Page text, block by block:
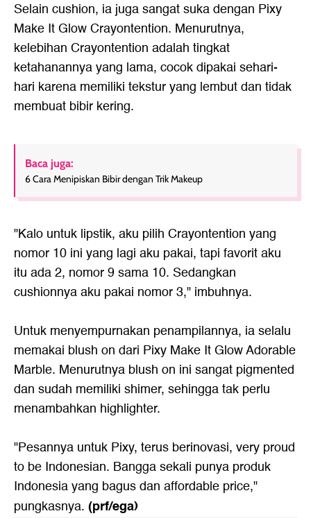
Selain cushion, ia juga sangat suka dengan Pixy
Make It Glow Crayontention. Menurutnya,
kelebihan Crayontention adalah tingkat
ketahanannya yang lama, cocok dipakai sehari-
hari karena memiliki tekstur yang lembut dan tidak
membuat bibir kering.
Baca juga:
6 Cara Menipiskan Bibir dengan Trik Makeup
"Kalo untuk lipstik, aku pilih Crayontention yang
nomor 10 ini yang lagi aku pakai, tapi favorit aku
itu ada 2, nomor 9 sama 10. Sedangkan
cushionnya aku pakai nomor 3," imbuhnya.
Untuk menyempurnakan penampilannya, ia selalu
memakai blush on dari Pixy Make It Glow Adorable
Marble. Menurutnya blush on ini sangat pigmented
dan sudah memiliki shimer, sehingga tak perlu
menambahkan highlighter.
"Pesannya untuk Pixy, terus berinovasi, very proud
to be Indonesian. Bangga sekali punya produk
Indonesia yang bagus dan affordable price,"
pungkasnya. (prf/ega)